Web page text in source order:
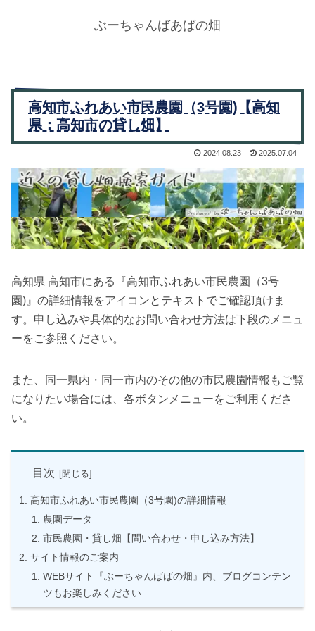
ぶーちゃんばあばの畑
高知市ふれあい市民農園（3号園)【高知
県：高知市の貸し畑】
2024.08.23 2025.07.04
高知県 高知市にある『高知市ふれあい市民農園（3号
園)』の詳細情報をアイコンとテキストでご確認頂けま
す。申し込みや具体的なお問い合わせ方法は下段のメニュ
ーをご参照ください。
また、同一県内・同一市内のその他の市民農園情報もご覧
になりたい場合には、各ボタンメニューをご利用くださ
い。
目次
高知市ふれあい市民農園（3号園)の詳細情報
農園データ
市民農園・貸し畑【問い合わせ・申し込み方法】
サイト情報のご案内
WEBサイト『ぶーちゃんばばの畑』内、ブログコンテン
ツもお楽しみください